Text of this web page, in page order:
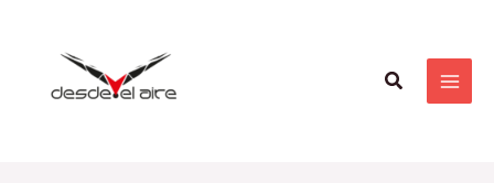
Buscar
entradas